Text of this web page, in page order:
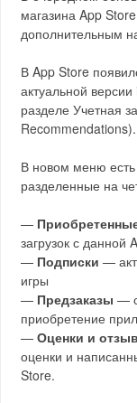
магазина App
дополнительным
В App Store
актуальной
разделе Учетная
Recommendations).
В новом меню есть
разделенные на
—
загрузок с данной
— Подписки —
игры
— Предзаказы —
приобретение
—Оценки и
оценки и
Store.